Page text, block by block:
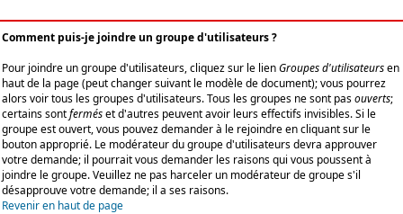
Comment puis-je joindre un groupe d'utilisateurs ?
Pour joindre un groupe d'utilisateurs, cliquez sur le lienGroupes d'utilisateursen
haut de la page (peut changer suivant le modèle de document); vous pourrez
alors voir tous les groupes d'utilisateurs. Tous les groupes ne sont pasouverts;
certains sontferméset d'autres peuvent avoir leurs effectifs invisibles. Si le
groupe est ouvert, vous pouvez demander à le rejoindre en cliquant sur le
bouton approprié. Le modérateur du groupe d'utilisateurs devra approuver
votre demande; il pourrait vous demander les raisons qui vous poussent à
joindre le groupe. Veuillez ne pas harceler un modérateur de groupe s'il
désapprouve votre demande; il a ses raisons.
Revenir en haut de page